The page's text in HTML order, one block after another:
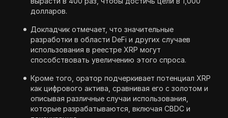
долларов.
Докладчик отмечает, что значительные
разработки в области DeFi и других случаев
использования в реестре XRP могут
способствовать увеличению этого спроса.
Кроме того, оратор подчеркивает потенциал XRP
как цифрового актива, сравнивая его с золотом и
описывая различные случаи использования,
которые разрабатываются, включая CBDC и